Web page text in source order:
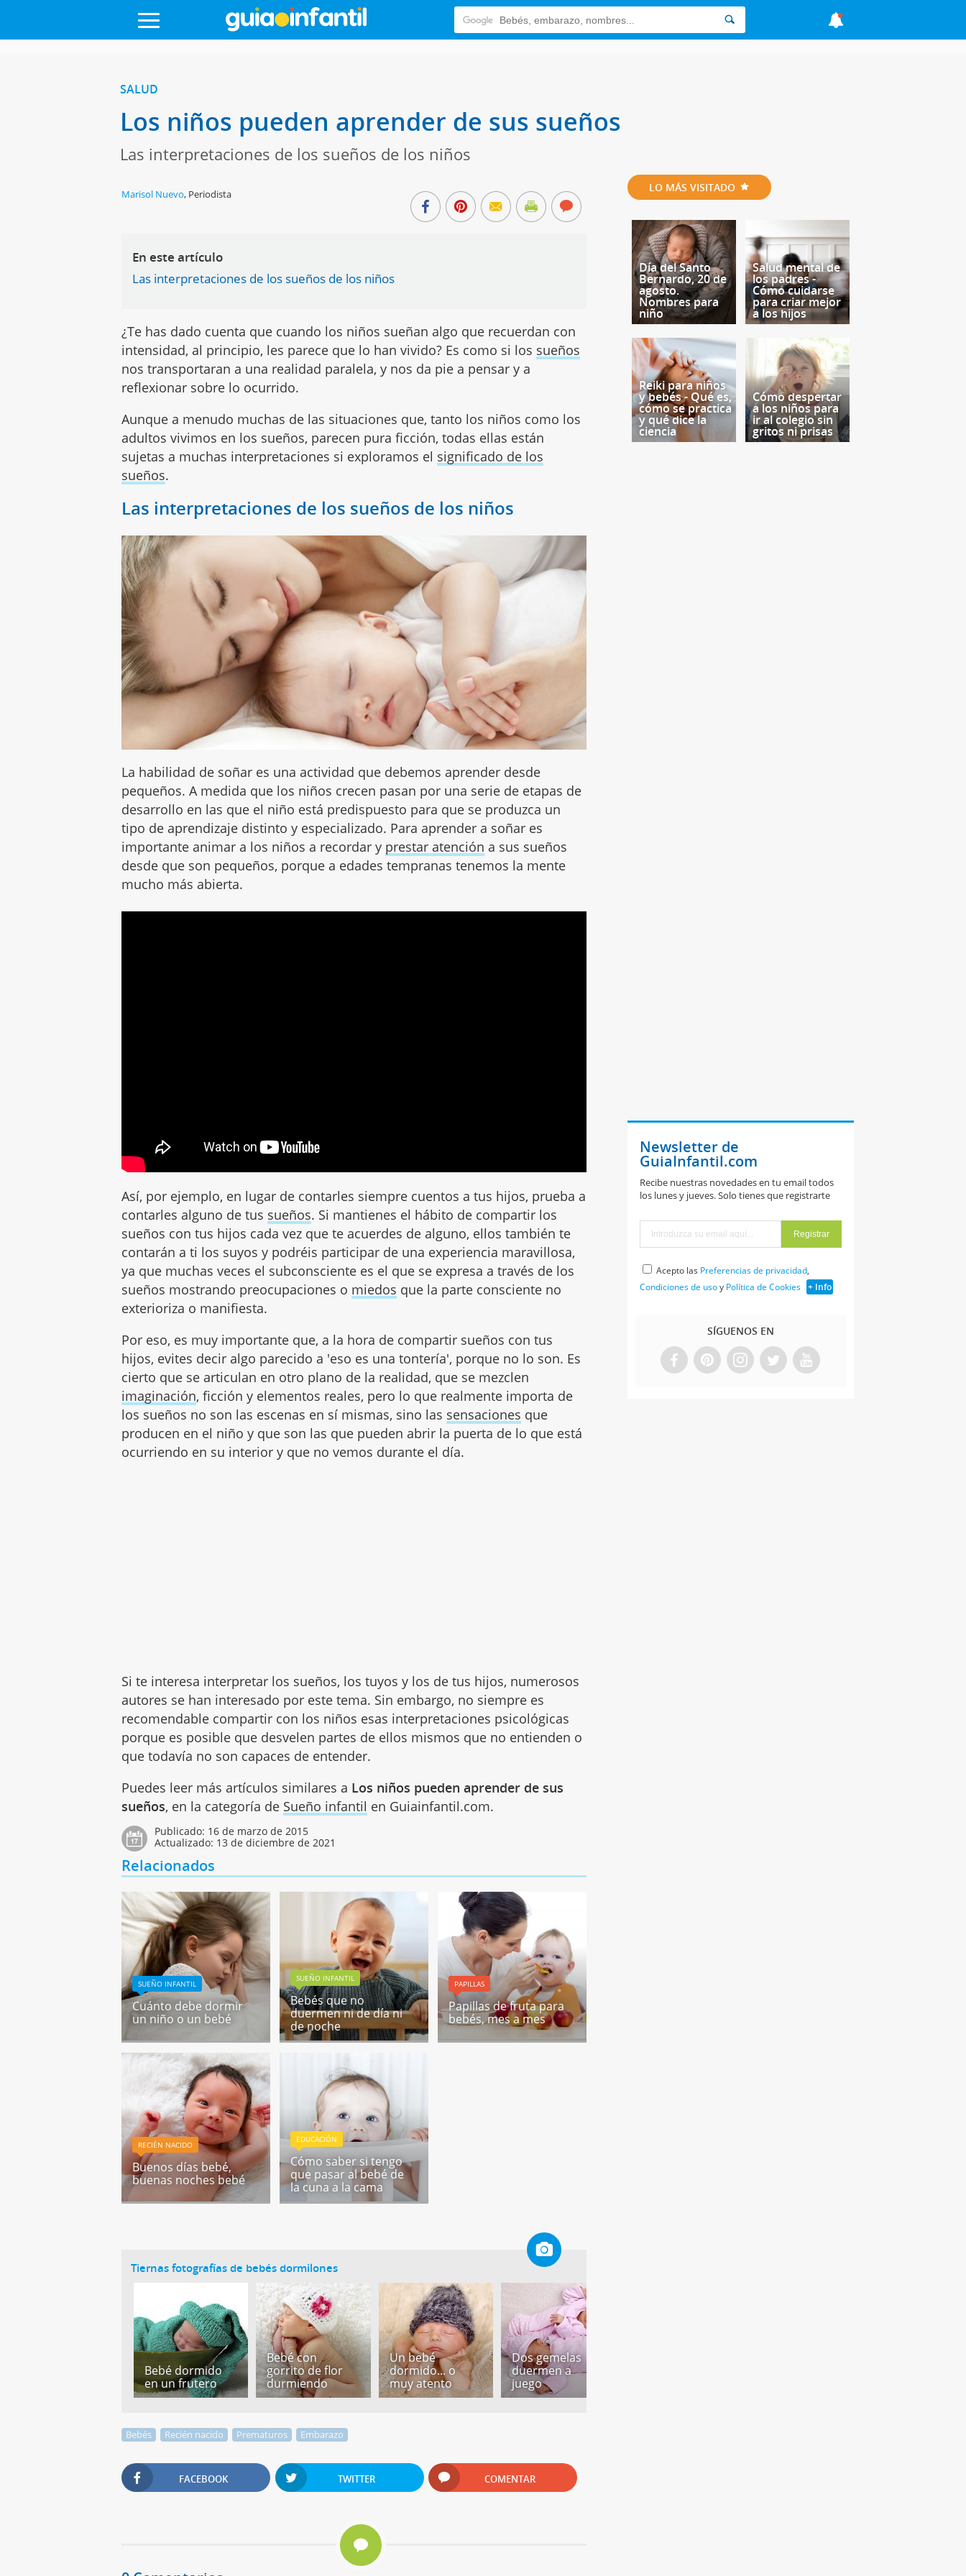
SALUD
Los niños pueden aprender de sus sueños
Las interpretaciones de los sueños de los niños
Marisol Nuevo, Periodista
En este artículo
Las interpretaciones de los sueños de los niños
¿Te has dado cuenta que cuando los niños sueñan algo que recuerdan con
intensidad, al principio, les parece que lo han vivido? Es como si los sueños
nos transportaran a una realidad paralela, y nos da pie a pensar y a
reflexionar sobre lo ocurrido.
Aunque a menudo muchas de las situaciones que, tanto los niños como los
adultos vivimos en los sueños, parecen pura ficción, todas ellas están
sujetas a muchas interpretaciones si exploramos el significado de los
sueños.
Las interpretaciones de los sueños de los niños
La habilidad de soñar es una actividad que debemos aprender desde
pequeños. A medida que los niños crecen pasan por una serie de etapas de
desarrollo en las que el niño está predispuesto para que se produzca un
tipo de aprendizaje distinto y especializado. Para aprender a soñar es
importante animar a los niños a recordar y prestar atención a sus sueños
desde que son pequeños, porque a edades tempranas tenemos la mente
mucho más abierta.
Así, por ejemplo, en lugar de contarles siempre cuentos a tus hijos, prueba a
contarles alguno de tus sueños. Si mantienes el hábito de compartir los
sueños con tus hijos cada vez que te acuerdes de alguno, ellos también te
contarán a ti los suyos y podréis participar de una experiencia maravillosa,
ya que muchas veces el subconsciente es el que se expresa a través de los
sueños mostrando preocupaciones o miedos que la parte consciente no
exterioriza o manifiesta.
Por eso, es muy importante que, a la hora de compartir sueños con tus
hijos, evites decir algo parecido a 'eso es una tontería', porque no lo son. Es
cierto que se articulan en otro plano de la realidad, que se mezclen
imaginación, ficción y elementos reales, pero lo que realmente importa de
los sueños no son las escenas en sí mismas, sino las sensaciones que
producen en el niño y que son las que pueden abrir la puerta de lo que está
ocurriendo en su interior y que no vemos durante el día.
Si te interesa interpretar los sueños, los tuyos y los de tus hijos, numerosos
autores se han interesado por este tema. Sin embargo, no siempre es
recomendable compartir con los niños esas interpretaciones psicológicas
porque es posible que desvelen partes de ellos mismos que no entienden o
que todavía no son capaces de entender.
Puedes leer más artículos similares a Los niños pueden aprender de sus
sueños, en la categoría de Sueño infantil en Guiainfantil.com.
Publicado: 16 de marzo de 2015
Actualizado: 13 de diciembre de 2021
Relacionados
SUEÑO INFANTIL
Cuánto debe dormir
un niño o un bebé
SUEÑO INFANTIL
Bebés que no
duermen ni de día ni
de noche
PAPILLAS
Papillas de fruta para
bebés, mes a mes
RECIÉN NACIDO
Buenos días bebé,
buenas noches bebé
EDUCACIÓN
Cómo saber si tengo
que pasar al bebé de
la cuna a la cama
Tiernas fotografías de bebés dormilones
Bebé dormido
en un frutero
Bebé con
gorrito de flor
durmiendo
Un bebé
dormido... o
muy atento
Dos gemelas
duermen a
juego
Bebés Recién nacido Prematuros Embarazo
FACEBOOK TWITTER COMENTAR
LO MÁS VISITADO
Día del Santo
Bernardo, 20 de
agosto.
Nombres para
niño
Salud mental de
los padres -
Cómo cuidarse
para criar mejor
a los hijos
Reiki para niños
y bebés - Qué es,
cómo se practica
y qué dice la
ciencia
Cómo despertar
a los niños para
ir al colegio sin
gritos ni prisas
Newsletter de
GuiaInfantil.com
Recibe nuestras novedades en tu email todos
los lunes y jueves. Solo tienes que registrarte
Acepto las Preferencias de privacidad,
Condiciones de usoy Política de Cookies + Info
SÍGUENOS EN